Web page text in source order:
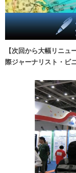
【次回から大幅リニ
際ジャーナリスト・ビ